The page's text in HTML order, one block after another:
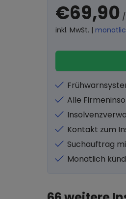
€69,90
inkl. MwSt. |
Alle
Kontakt zum
Suchauftrag
Monatlich